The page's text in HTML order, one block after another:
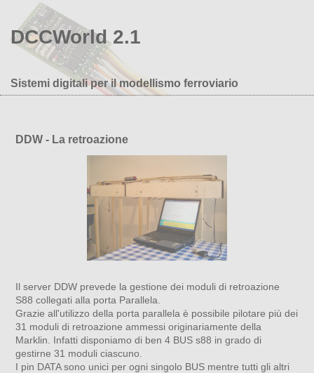
DCCWorld 2.1
Sistemi digitali per il modellismo ferroviario
DDW - La retroazione
Il server DDW prevede la gestione dei moduli di retroazione
S88 collegati alla porta Parallela.
Grazie all'utilizzo della porta parallela è possibile pilotare più dei
31 moduli di retroazione ammessi originariamente della
Marklin. Infatti disponiamo di ben 4 BUS s88 in grado di
gestirne 31 moduli ciascuno.
I pin DATA sono unici per ogni singolo BUS mentre tutti gli altri